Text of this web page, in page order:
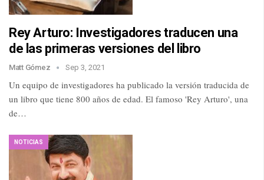
Rey Arturo: Investigadores traducen una
de las primeras versiones del libro
Matt Gómez Sep 3, 2021
Un equipo de investigadores ha publicado la versión traducida de
un libro que tiene 800 años de edad. El famoso 'Rey Arturo', una
de…
NOTICIAS